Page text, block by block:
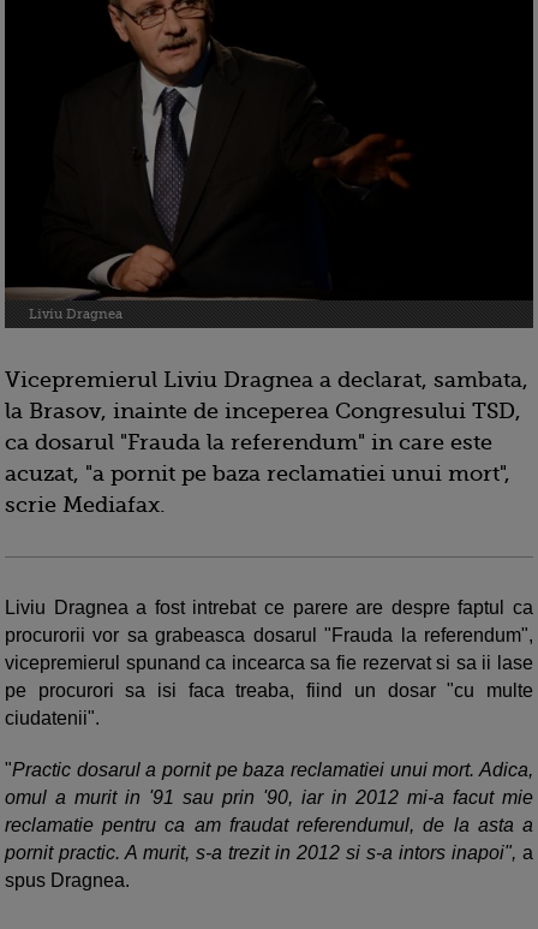
Liviu Dragnea
Vicepremierul Liviu Dragnea a declarat, sambata,
la Brasov, inainte de inceperea Congresului TSD,
ca dosarul "Frauda la referendum" in care este
acuzat, "a pornit pe baza reclamatiei unui mort",
scrie Mediafax.
Liviu Dragnea a fost intrebat ce parere are despre faptul ca
procurorii vor sa grabeasca dosarul "Frauda la referendum",
vicepremierul spunand ca incearca sa fie rezervat si sa ii lase
pe procurori sa isi faca treaba, fiind un dosar "cu multe
ciudatenii".
"Practic dosarul a pornit pe baza reclamatiei unui mort. Adica,
omul a murit in '91 sau prin '90, iar in 2012 mi-a facut mie
reclamatie pentru ca am fraudat referendumul, de la asta a
pornit practic. A murit, s-a trezit in 2012 si s-a intors inapoi", a
spus Dragnea.